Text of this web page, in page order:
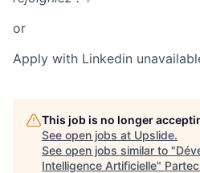
or
Apply with Linkedin
This job is no longer
See open jobs at Upslide.
See open jobs similar to "
Intelligence Artificielle"